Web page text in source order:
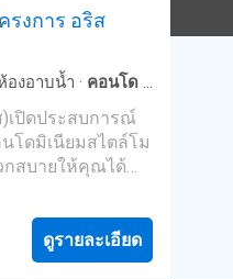
ร แล้วเลี้ยวขวา
ายและขับไปอีก
นถนนสนามบิน
นนหมายเลข 4171
าย ขับต่อไป
รงการด้านซ้ายมือ
ตารางเมตร -
ขนาด 69 ตาราง
54 ตารางเมตร-
69 ตารางเมตร-
าด 130 ตาราง
Suite ขนาด
2 ห้องนอน ขนาด
155 ตารางเมตร-
VILLAS - 2
ถานที่ท่องเที่ยว
หาดเฉวง และ
งจัดเต็มด้วยสิ่ง
ว่าจะเป็น สนาม
เมตร และ
รงแรมชั้นนำ ให้
แบบ Fully
ปูนเปลือย Replay
ดแล้ววันนี้กับ
พัฒนาโครงการ
รงการ อริส
องอาบน้ำ · คอนโด
ตอร์เน็ต
ห้องบริการ
วก·ยิม ·ยาม · สระ
)เปิดประสบการณ์
โดมิเนียมสไตล์โม
สบายให้คุณได้
ยในอาคาร ที่นี่ยัง
ครบครันไว้ให้
ว่าจะเป็น สระว่าย
ดูรายละเอียด